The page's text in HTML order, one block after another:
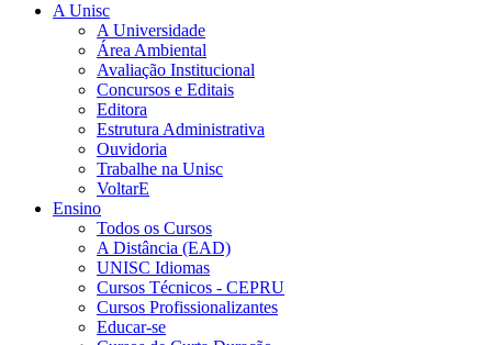
A Unisc
A Universidade
Área Ambiental
Avaliação Institucional
Concursos e Editais
Editora
Estrutura Administrativa
Ouvidoria
Trabalhe na Unisc
VoltarE
Ensino
Todos os Cursos
A Distância (EAD)
UNISC Idiomas
Cursos Técnicos - CEPRU
Cursos Profissionalizantes
Educar-se